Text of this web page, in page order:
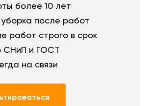
более 10 лет
после работ
работ строго в срок
СНиП и ГОСТ
на связи